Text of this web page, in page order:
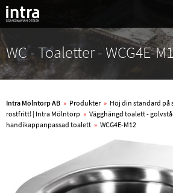
WC - Toaletter - WCG4E-
Intra Mölntorp AB » Produkter » Höj din standard
rostfritt! | Intra Mölntorp » Vägghängd toalett -
handikappanpassad toalett » WCG4E-M12